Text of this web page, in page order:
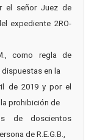
el señor Juez de
expediente 2RO-
como regla de
en la
de 2019 y por el
prohibición de
de doscientos
de R.E.G.B.,